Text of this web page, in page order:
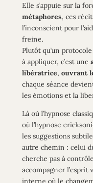
Elle s’appuie sur la
métaphores, ces
l’inconscient pour
freine.
Plutôt qu’un
à appliquer, c’est une
libératrice, ouvrant
chaque séance
les émotions et la
Là où l’hypnose
où l’hypnose
les suggestions
autre chemin : celui
cherche pas à
accompagner l’esprit
interne où le